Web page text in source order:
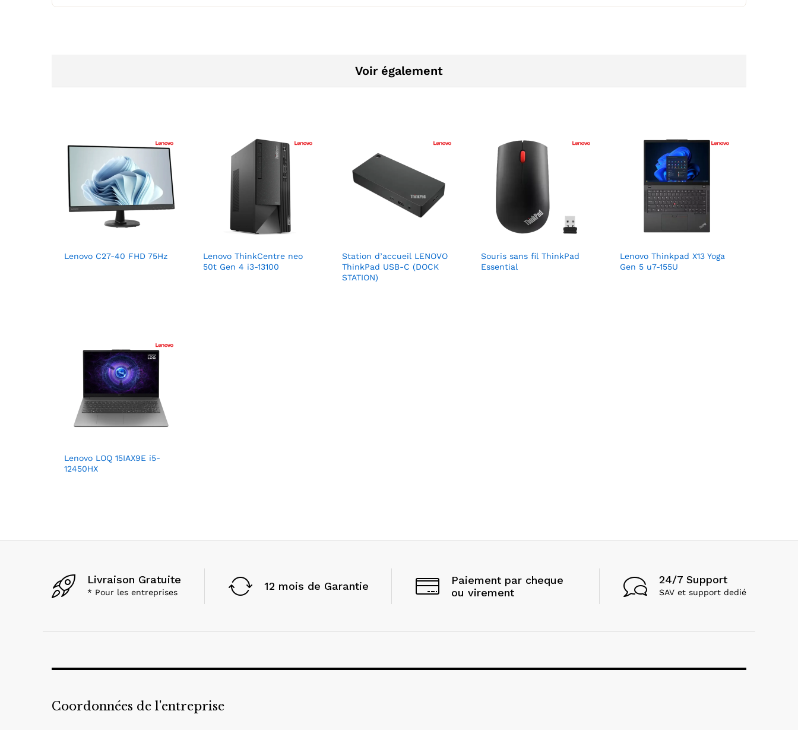
Voir également
Lenovo C27-40 FHD 75Hz
Lenovo ThinkCentre neo
50t Gen 4 i3-13100
Station d’accueil LENOVO
ThinkPad USB-C (DOCK
STATION)
Souris sans fil ThinkPad
Essential
Lenovo Thinkpad X13 Yoga
Gen 5 u7-155U
Lenovo LOQ 15IAX9E i5-
12450HX
Livraison Gratuite
* Pour les entreprises 12 mois de Garantie
Paiement par cheque
ou virement
24/7 Support
SAV et support dedié
Coordonnées de l'entreprise